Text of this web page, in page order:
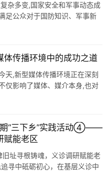
杂多变,国家安全和军事动态成
足公众对于国防知识、军事新
体传播环境中的成功之道
天,新型媒体传播环境正在深刻
仅影响了媒体、媒介本身,也对
期“三下乡”实践活动④——
赋能老区
址寻根铸魂，义诊调研赋能老
寻中砥砺初心，在基层义诊中